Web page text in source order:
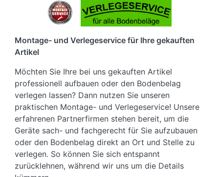
Montage- und Verlegeservice für Ihre gekauften
Artikel
Möchten Sie Ihre bei uns gekauften Artikel
professionell aufbauen oder den Bodenbelag
verlegen lassen? Dann nutzen Sie unseren
praktischen Montage- und Verlegeservice! Unsere
erfahrenen Partnerfirmen stehen bereit, um die
Geräte sach- und fachgerecht für Sie aufzubauen
oder den Bodenbelag direkt an Ort und Stelle zu
verlegen. So können Sie sich entspannt
zurücklehnen, während wir uns um die Details